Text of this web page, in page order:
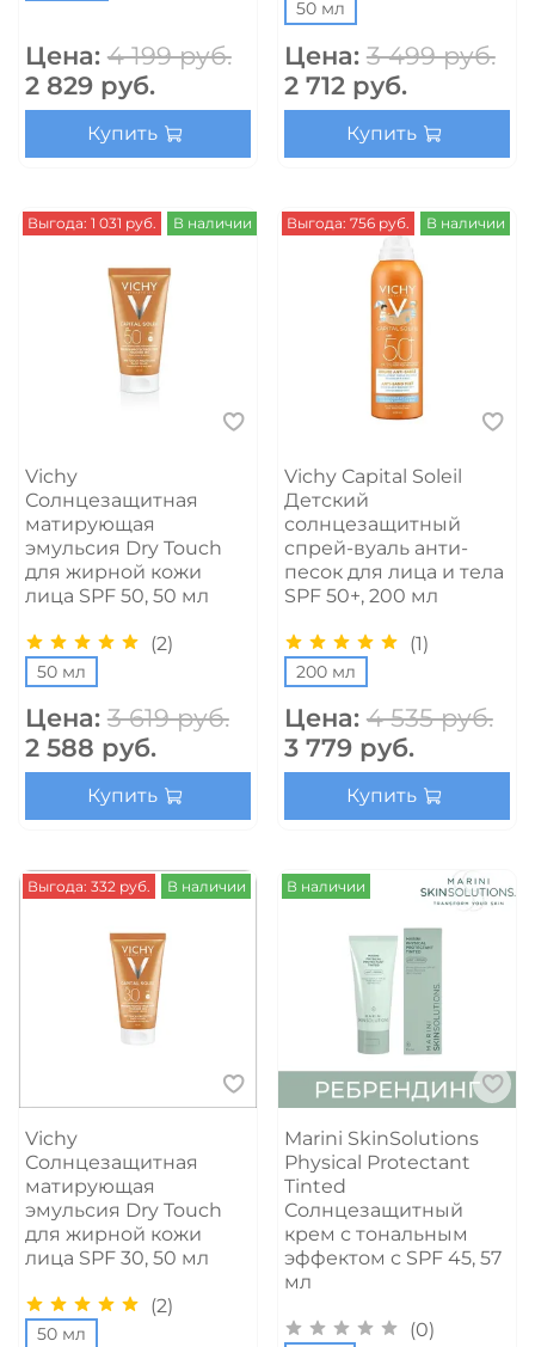
Цена: 4 199 руб.
2 829 руб.
Купить
50 мл
Цена: 3 499 руб.
2 712 руб.
Купить
Выгода: 1 031 руб. В наличии
Vichy
Солнцезащитная
матирующая
эмульсия Dry Touch
для жирной кожи
лица SPF 50, 50 мл
(2)
50 мл
Цена: 3 619 руб.
2 588 руб.
Купить
Выгода: 756 руб. В наличии
Vichy Capital Soleil
Детский
солнцезащитный
спрей-вуаль анти-
песок для лица и тела
SPF 50+, 200 мл
(1)
200 мл
Цена: 4 535 руб.
3 779 руб.
Купить
Выгода: 332 руб. В наличии
Vichy
Солнцезащитная
матирующая
эмульсия Dry Touch
для жирной кожи
лица SPF 30, 50 мл
(2)
50 мл
В наличии
Marini SkinSolutions
Physical Protectant
Tinted
Солнцезащитный
крем с тональным
эффектом с SPF 45, 57
мл
(0)